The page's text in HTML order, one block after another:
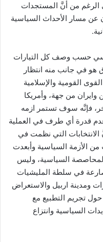
الرغم من أنَّ المستجدات
عن مسار الأحداث السياسية
حسب وصف كل التيارات
هو في جانب منه انتظار
القومية والإسلامية
وايران من جهة، وأمريكا
فإنَّه سوف تستمر ازمه
عدم قدرة أي طرف في العملية
التي نظمت في
الأزمة السياسية وأبعدت
السياسية، وليس
في سلطة المليشيات
ومدينة اربيل والاستعراض
تجريم التطبيع مع
السياسية وانتزاع